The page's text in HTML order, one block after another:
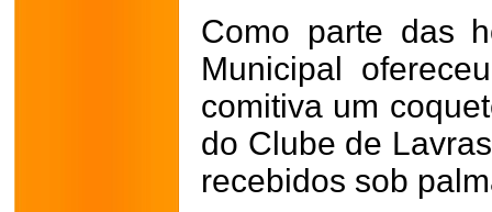
Como parte das
Municipal
comitiva um
do Clube de
recebidos sob